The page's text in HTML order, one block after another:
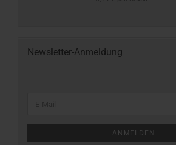
Newsletter-Anmeldung
ANMELDEN